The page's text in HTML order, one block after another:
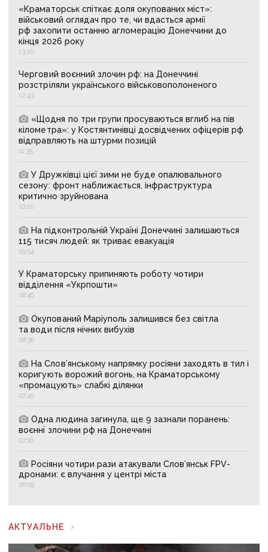
«Краматорськ спіткає доля окупованих міст»:
військовий оглядач про те, чи вдасться армії
рф захопити останню агломерацію Донеччини до
кінця 2026 року
13:20
Черговий воєнний злочин рф: на Донеччині
розстріляли українського військовополоненого
12:43
«Щодня по три групи просуваються вглиб на пів
кілометра»: у Костянтинівці досвідчених офіцерів рф
відправляють на штурми позицій
11:35
У Дружківці цієї зими не буде опалювального
сезону: фронт наближається, інфраструктура
критично зруйнована
10:20
На підконтрольній Україні Донеччині залишаються
115 тисяч людей: як триває евакуація
09:54
У Краматорську припиняють роботу чотири
відділення «Укрпошти»
08:46
Окупований Маріуполь залишився без світла
та води після нічних вибухів
08:36
На Слов’янському напрямку росіяни заходять в тил і
коригують ворожий вогонь, на Краматорському
«промацують» слабкі ділянки
07:45
Одна людина загинула, ще 9 зазнали поранень:
воєнні злочини рф на Донеччині
07:16
Росіяни чотири рази атакували Слов’янськ FPV-
дронами: є влучання у центрі міста
06:09
АКТУАЛЬНЕ